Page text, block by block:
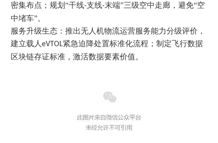
密集布点；规划“干线-支线-末端”三级空中走廊，避免“空
中堵车”。
服务升级生态：推出无人机物流运营服务能力分级评价，
建立载人eVTOL紧急迫降处置标准化流程；制定飞行数据
区块链存证标准，激活数据要素价值。